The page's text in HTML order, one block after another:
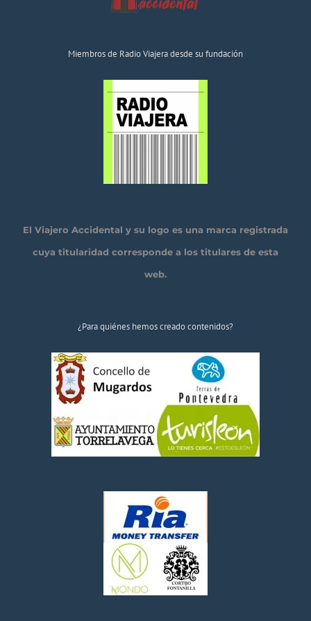
Miembros de Radio Viajera desde su fundación
El Viajero Accidental y su logo es una marca registrada
cuya titularidad corresponde a los titulares de esta
web.
¿Para quiénes hemos creado contenidos?